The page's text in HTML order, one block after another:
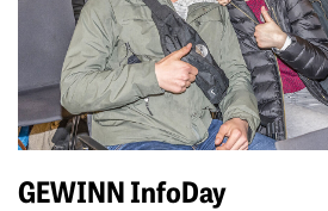
GEWINN InfoDay